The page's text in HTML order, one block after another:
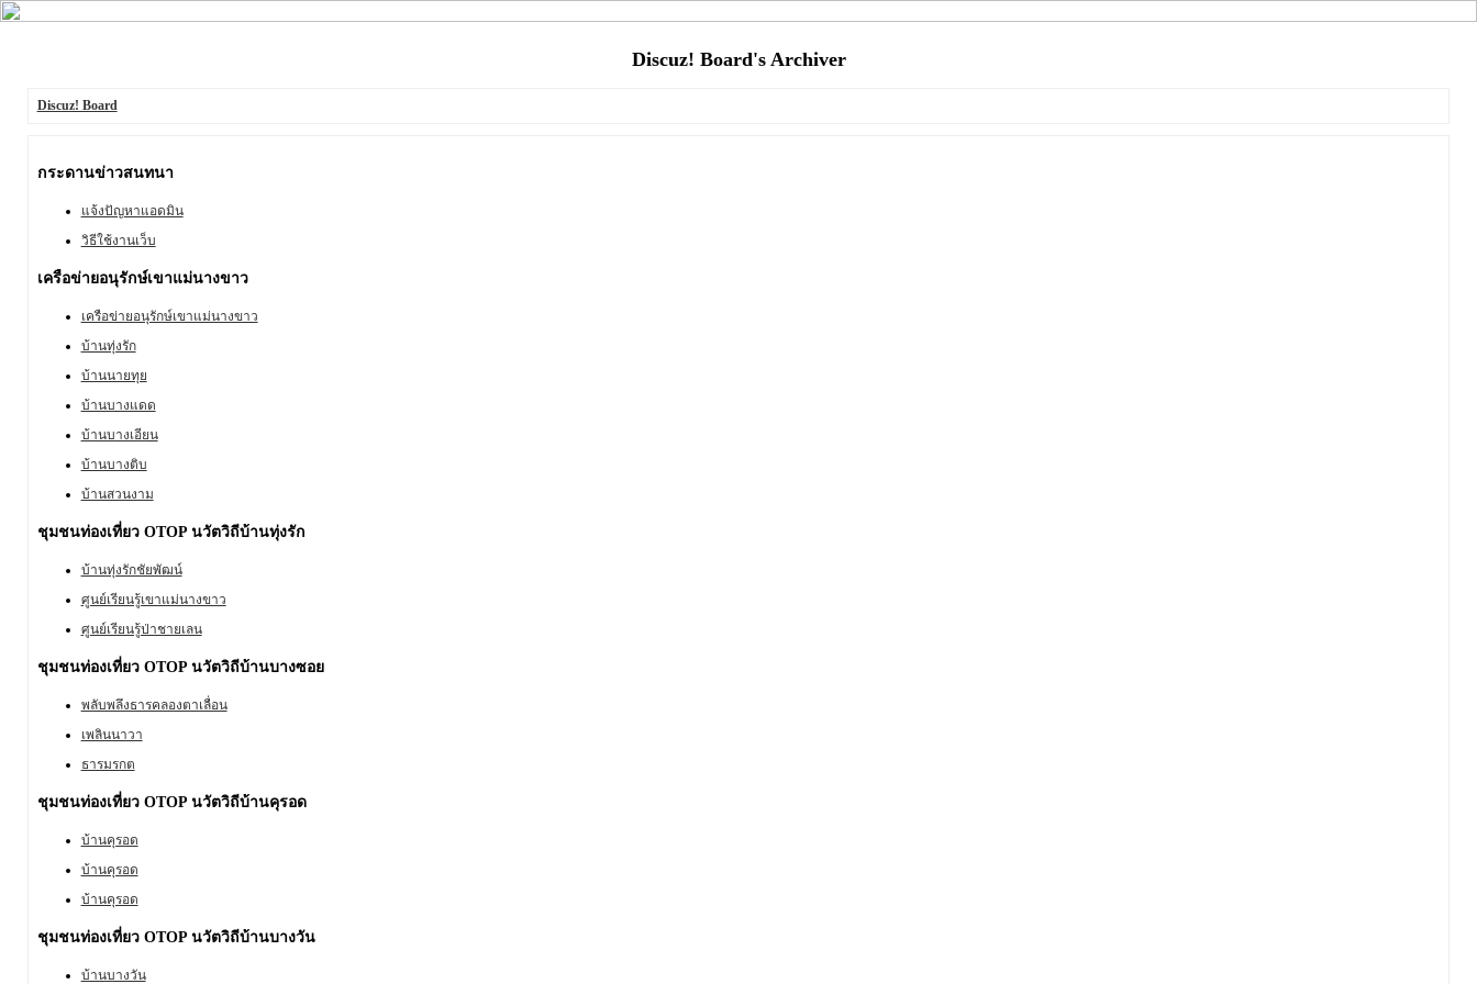
Discuz! Board's Archiver
Discuz! Board
กระดานข่าวสนทนา
แจ้งปัญหาแอดมิน
วิธีใช้งานเว็บ
เครือข่ายอนุรักษ์เขาแม่นางขาว
เครือข่ายอนุรักษ์เขาแม่นางขาว
บ้านทุ่งรัก
บ้านนายทุย
บ้านบางแดด
บ้านบางเอียน
บ้านบางติบ
บ้านสวนงาม
ชุมชนท่องเที่ยว OTOP นวัตวิถีบ้านทุ่งรัก
บ้านทุ่งรักชัยพัฒน์
ศูนย์เรียนรู้เขาแม่นางขาว
ศูนย์เรียนรู้ป่าชายเลน
ชุมชนท่องเที่ยว OTOP นวัตวิถีบ้านบางซอย
พลับพลึงธารคลองตาเลื่อน
เพลินนาวา
ธารมรกต
ชุมชนท่องเที่ยว OTOP นวัตวิถีบ้านคุรอด
บ้านคุรอด
บ้านคุรอด
บ้านคุรอด
ชุมชนท่องเที่ยว OTOP นวัตวิถีบ้านบางวัน
บ้านบางวัน